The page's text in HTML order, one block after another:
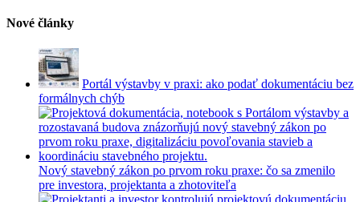
Nové články
Portál výstavby v praxi: ako podať dokumentáciu bez
formálnych chýb
Nový stavebný zákon po prvom roku praxe: čo sa zmenilo
pre investora, projektanta a zhotoviteľa